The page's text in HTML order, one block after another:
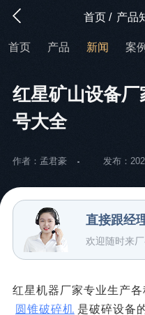
首页 / 产品
首页 产品 新闻 案例
红星矿山设备
号大全
作者：孟君豪 发布：
直接跟经
欢迎随时来
红星机器厂家专业生产
圆锥破碎机 是破碎设备